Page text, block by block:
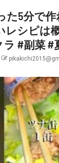
た5分で
レシピは
ラ #副菜 #